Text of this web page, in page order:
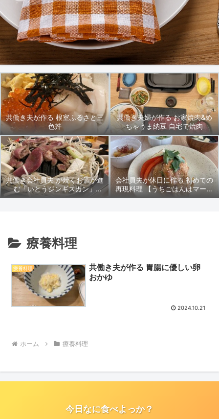
共働き夫が作る 根室ふるさと三
色丼
共働き夫婦が作る お家焼肉&め
ちゃうま納豆 自宅で焼肉
共働き会社員夫 が焼くお酒が進
む「いとうジンギスカン」
2024/9/27(金)晩ごはん
会社員夫が休日に作る 初めての
再現料理 【うちごはんはマーシ
ャもいっしょ♪】先輩の「豚ロー
療養料理
療養料理
共働き夫が作る 胃腸に優しい卵
おかゆ
2024.10.21
ホーム 療養料理
今日なに食べよっか？